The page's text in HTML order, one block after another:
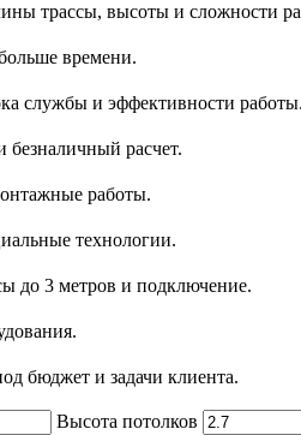
трассы, высоты и сложности
времени.
службы и эффективности работы.
безналичный расчет.
работы.
технологии.
до 3 метров и подключение.
бюджет и задачи клиента.
Высота потолков